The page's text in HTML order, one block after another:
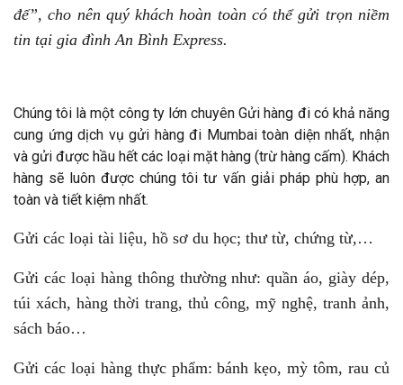
đế”, cho nên quý khách hoàn toàn có thể gửi trọn niềm
tin tại gia đình An Bình Express.
Chúng tôi là một công ty lớn chuyên Gửi hàng đi có khả năng
cung ứng dịch vụ gửi hàng đi Mumbai toàn diện nhất, nhận
và gửi được hầu hết các loại mặt hàng (trừ hàng cấm). Khách
hàng sẽ luôn được chúng tôi tư vấn giải pháp phù hợp, an
toàn và tiết kiệm nhất.
Gửi các loại tài liệu, hồ sơ du học; thư từ, chứng từ,…
Gửi các loại hàng thông thường như: quần áo, giày dép,
túi xách, hàng thời trang, thủ công, mỹ nghệ, tranh ảnh,
sách báo…
Gửi các loại hàng thực phẩm: bánh kẹo, mỳ tôm, rau củ